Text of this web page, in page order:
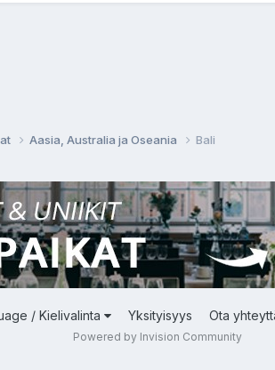
Aasia, Australia ja Oseania Bali
/ Kielivalinta Yksityisyys Ota
Powered by Invision Community